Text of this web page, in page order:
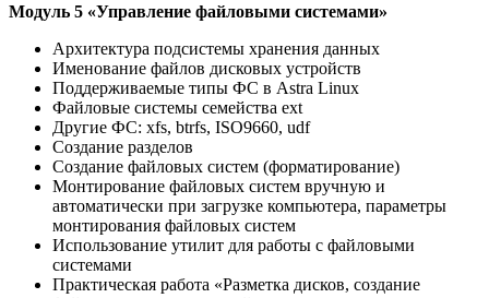
Модуль 5 «Управление файловыми системами»
Архитектура подсистемы хранения данных
Именование файлов дисковых устройств
Поддерживаемые типы ФС в Astra Linux
Файловые системы семейства ext
Другие ФС: xfs, btrfs, ISO9660, udf
Создание разделов
Создание файловых систем (форматирование)
Монтирование файловых систем вручную и
автоматически при загрузке компьютера, параметры
монтирования файловых систем
Использование утилит для работы с файловыми
системами
Практическая работа «Разметка дисков, создание